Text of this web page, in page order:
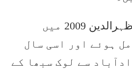
یاد رہے کہ محمد اظہرالدین 2009 میں
ہوئے اور اسی سال
سے لوک سبھا کے